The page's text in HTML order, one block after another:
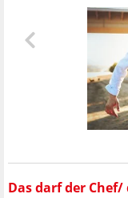
Das darf der